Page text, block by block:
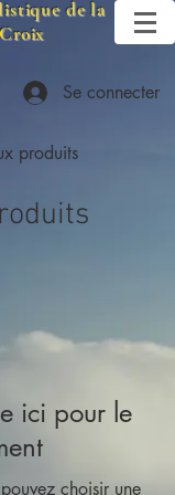
de la
Se connecter
produits
ici pour le
choisir une